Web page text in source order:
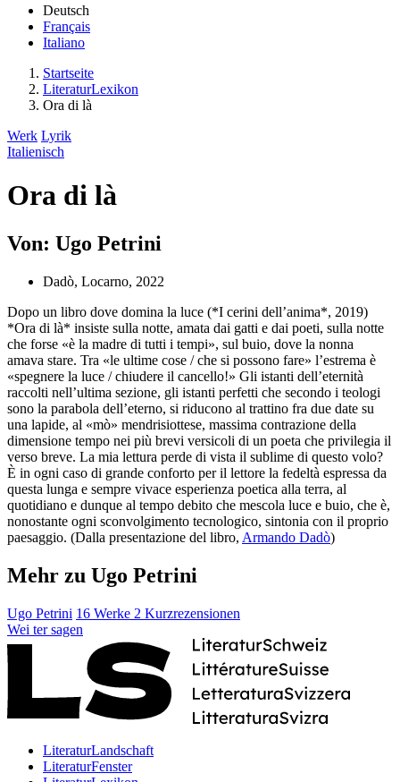
Deutsch
Français
Italiano
Startseite
LiteraturLexikon
Ora di là
Werk Lyrik
Italienisch
Ora di là
Von: Ugo Petrini
Dadò, Locarno, 2022
Dopo un libro dove domina la luce (*I cerini dell’anima*, 2019)
*Ora di là* insiste sulla notte, amata dai gatti e dai poeti, sulla notte
che forse «è la madre di tutti i tempi», sul buio, dove la nonna
amava stare. Tra «le ultime cose / che si possono fare» l’estrema è
«spegnere la luce / chiudere il cancello!» Gli istanti dell’eternità
raccolti nell’ultima sezione, gli istanti perfetti che secondo i teologi
sono la parabola dell’eterno, si riducono al trattino fra due date su
una lapide, al «mò» mendrisiottese, massima contrazione della
dimensione tempo nei più brevi versicoli di un poeta che privilegia il
verso breve. La mia lettura perde di vista il sublime di questo volo?
È in ogni caso di grande conforto per il lettore la fedeltà espressa da
questa lunga e sempre vivace esperienza poetica alla terra, al
quotidiano e dunque al tempo debito che mescola luce e buio, che è,
nonostante ogni sconvolgimento tecnologico, sintonia con il proprio
paesaggio. (Dalla presentazione del libro, Armando Dadò)
Mehr zu Ugo Petrini
Ugo Petrini 16 Werke 2 Kurzrezensionen
Wei ter sagen
LiteraturLandschaft
LiteraturFenster